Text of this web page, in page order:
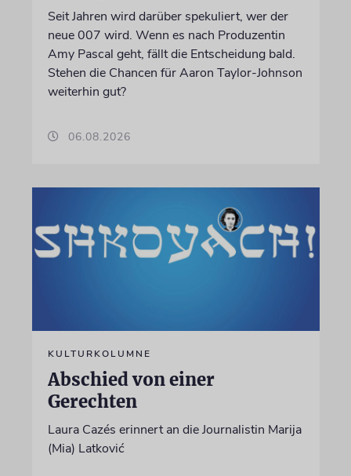
Seit Jahren wird darüber spekuliert, wer der
neue 007 wird. Wenn es nach Produzentin
Amy Pascal geht, fällt die Entscheidung bald.
Stehen die Chancen für Aaron Taylor-Johnson
weiterhin gut?
06.08.2026
KULTURKOLUMNE
Abschied von einer
Gerechten
Laura Cazés erinnert an die Journalistin Marija
(Mia) Latković